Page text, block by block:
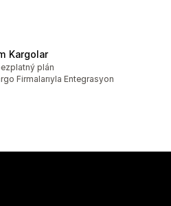
Kargolar
plán
Firmalarıyla Entegrasyon